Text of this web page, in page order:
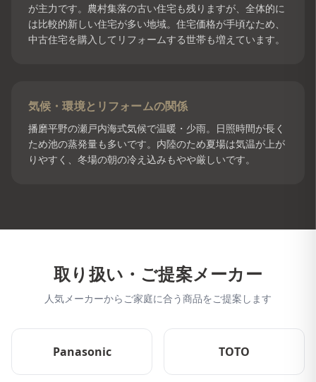
が主力です。農村集落の古い住宅も残りますが、全体的に
は比較的新しい住宅が多い地域。住宅価格が手頃なため、
中古住宅を購入してリフォームする世帯も増えています。
気候・環境とリフォームの関係
播磨平野の瀬戸内海式気候で温暖・少雨。日照時間が長く
ため池の蒸発量も多いです。内陸のため夏場は気温が上が
りやすく、冬場の朝の冷え込みもやや厳しいです。
取り扱い・ご提案メーカー
人気メーカーからご家庭に合う商品をご提案します
Panasonic TOTO